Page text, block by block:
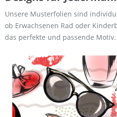
Unsere Musterfolien sind
ob Erwachsenen Rad oder
das perfekte und passende Motiv.